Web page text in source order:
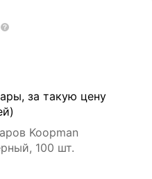
за такую цену
Koopman
100 шт.